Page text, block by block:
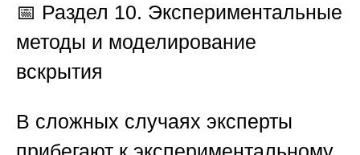
📅 Раздел 10. Экспериментальные
методы и моделирование
вскрытия
В сложных случаях эксперты